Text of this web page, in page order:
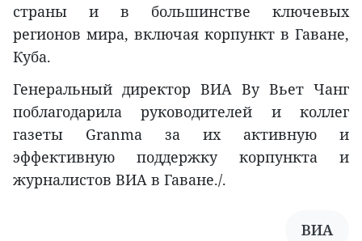
страны и в большинстве ключевых
регионов мира, включая корпункт в Гаване,
Куба.
Генеральный директор ВИА Ву Вьет Чанг
поблагодарила руководителей и коллег
газеты Granma за их активную и
эффективную поддержку корпункта и
журналистов ВИА в Гаване./.
ВИА